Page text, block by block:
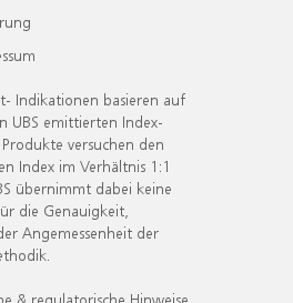
Indikationen basieren auf
UBS emittierten Index-
versuchen den
Index im Verhältnis 1:1
übernimmt dabei keine
die Genauigkeit,
Angemessenheit der